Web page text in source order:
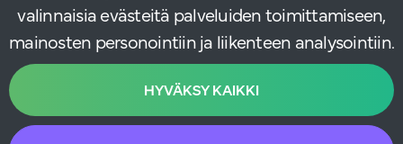
valinnaisia evästeitä palveluiden toimittamiseen,
mainosten personointiin ja liikenteen analysointiin.
HYVÄKSY KAIKKI